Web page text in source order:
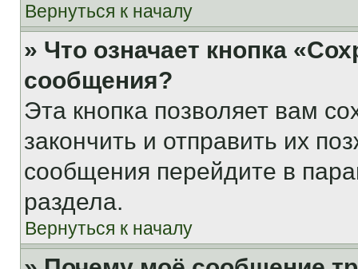
Вернуться к началу
» Что означает кнопка
сообщения?
Эта кнопка позволяет вам
закончить и отправить их
сообщения перейдите в
раздела.
Вернуться к началу